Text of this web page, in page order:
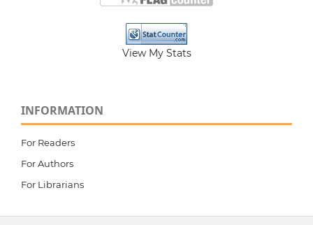
View My Stats
INFORMATION
For Readers
For Authors
For Librarians